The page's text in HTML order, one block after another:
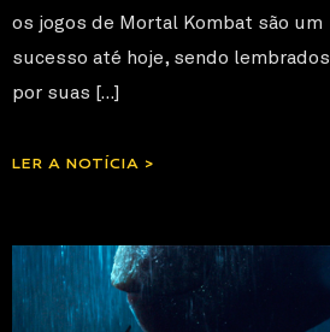
os jogos de Mortal Kombat são um
sucesso até hoje, sendo lembrados
por suas […]
LER A NOTÍCIA >